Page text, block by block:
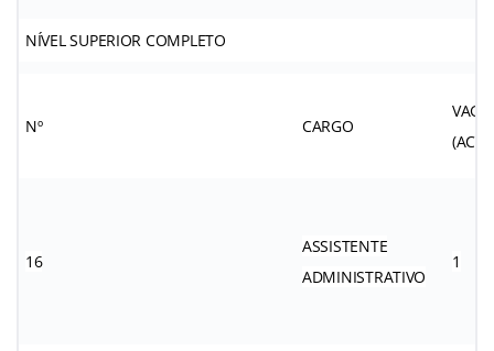
NÍVEL SUPERIOR COMPLETO
Nº CARGO
(AC)
16
ASSISTENTE
ADMINISTRATIVO
1